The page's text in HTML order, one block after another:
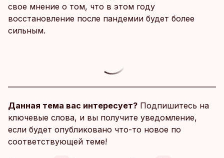
свое мнение о том, что в этом году
восстановление после пандемии будет более
сильным.
Данная тема вас интересует? Подпишитесь на
ключевые слова, и вы получите уведомление,
если будет опубликовано что-то новое по
соответствующей теме!